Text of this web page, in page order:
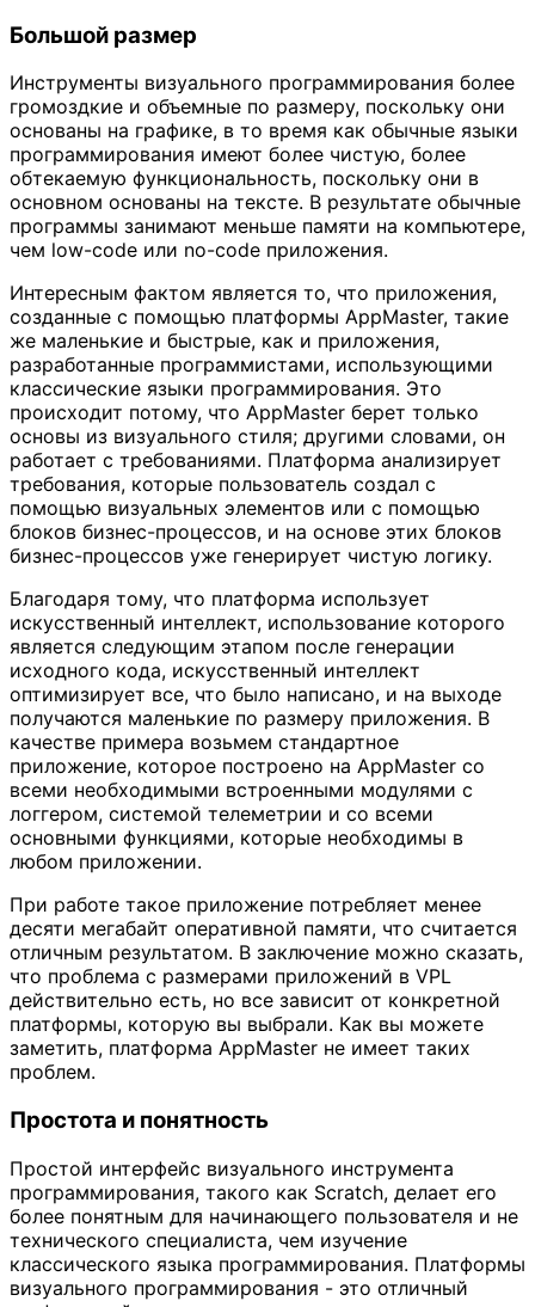
Большой размер
Инструменты визуального программирования более
громоздкие и объемные по размеру, поскольку они
основаны на графике, в то время как обычные языки
программирования имеют более чистую, более
обтекаемую функциональность, поскольку они в
основном основаны на тексте. В результате обычные
программы занимают меньше памяти на компьютере,
чем low-code или no-code приложения.
Интересным фактом является то, что приложения,
созданные с помощью платформы AppMaster, такие
же маленькие и быстрые, как и приложения,
разработанные программистами, использующими
классические языки программирования. Это
происходит потому, что AppMaster берет только
основы из визуального стиля; другими словами, он
работает с требованиями. Платформа анализирует
требования, которые пользователь создал с
помощью визуальных элементов или с помощью
блоков бизнес-процессов, и на основе этих блоков
бизнес-процессов уже генерирует чистую логику.
Благодаря тому, что платформа использует
искусственный интеллект, использование которого
является следующим этапом после генерации
исходного кода, искусственный интеллект
оптимизирует все, что было написано, и на выходе
получаются маленькие по размеру приложения. В
качестве примера возьмем стандартное
приложение, которое построено на AppMaster со
всеми необходимыми встроенными модулями с
логгером, системой телеметрии и со всеми
основными функциями, которые необходимы в
любом приложении.
При работе такое приложение потребляет менее
десяти мегабайт оперативной памяти, что считается
отличным результатом. В заключение можно сказать,
что проблема с размерами приложений в VPL
действительно есть, но все зависит от конкретной
платформы, которую вы выбрали. Как вы можете
заметить, платформа AppMaster не имеет таких
проблем.
Простота и понятность
Простой интерфейс визуального инструмента
программирования, такого как Scratch, делает его
более понятным для начинающего пользователя и не
технического специалиста, чем изучение
классического языка программирования. Платформы
визуального программирования - это отличный